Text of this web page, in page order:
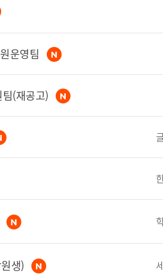
운영팀
(재공고)
생)